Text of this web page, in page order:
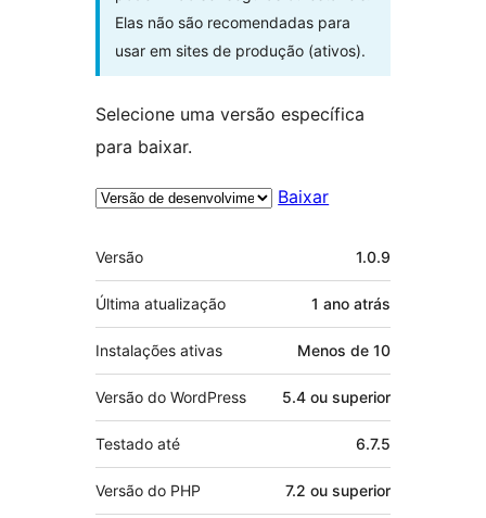
Elas não são recomendadas para
usar em sites de produção (ativos).
Selecione uma versão específica
para baixar.
Baixar
Meta
Versão 1.0.9
Última atualização 1 ano atrás
Instalações ativas Menos de 10
Versão do WordPress 5.4 ou superior
Testado até 6.7.5
Versão do PHP 7.2 ou superior